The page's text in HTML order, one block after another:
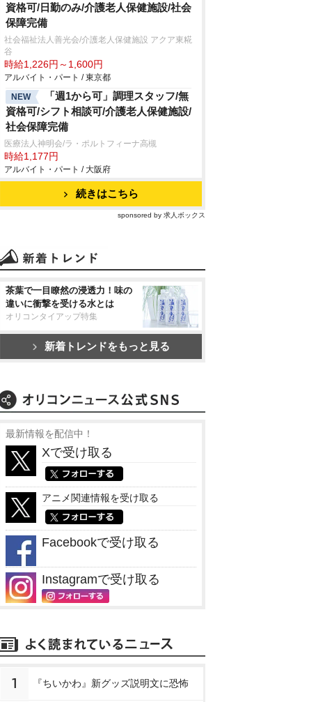
資格可/日勤のみ/介護老人保健施設/社会
保障完備
社会福祉法人善光会/介護老人保健施設 アクア東糀
谷
時給1,226円～1,600円
アルバイト・パート / 東京都
NEW
「週1から可」調理スタッフ/無
資格可/シフト相談可/介護老人保健施設/
社会保障完備
医療法人神明会/ラ・ポルトフィーナ高槻
時給1,177円
アルバイト・パート / 大阪府
続きはこちら
sponsored by 求人ボックス
茶葉で一目瞭然の浸透力！味の
違いに衝撃を受ける水とは
オリコンタイアップ特集
新着トレンドをもっと見る
最新情報を配信中！
Xで受け取る
アニメ関連情報を受け取る
Facebookで受け取る
Instagramで受け取る
1 『ちいかわ』新グッズ説明文に恐怖